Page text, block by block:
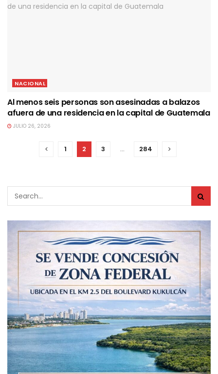
NACIONAL
Al menos seis personas son asesinadas a balazos
afuera de una residencia en la capital de Guatemala
JULIO 26, 2026
1 2 3 … 284